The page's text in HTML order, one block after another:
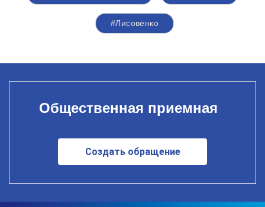
#Лисовенко
Общественная приемная
Создать обращение